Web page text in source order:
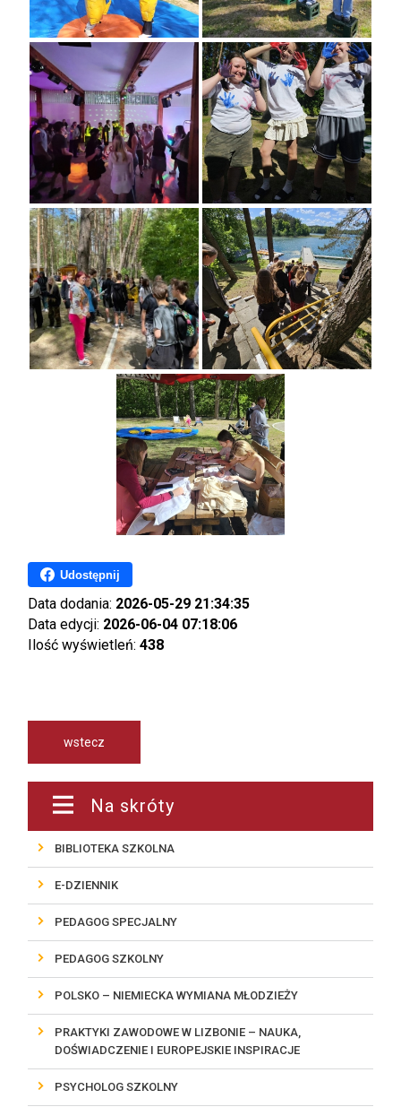
Udostępnij
Data dodania: 2026-05-29 21:34:35
Data edycji: 2026-06-04 07:18:06
Ilość wyświetleń:438
wstecz
Na skróty
BIBLIOTEKA SZKOLNA
E-DZIENNIK
PEDAGOG SPECJALNY
PEDAGOG SZKOLNY
POLSKO – NIEMIECKA WYMIANA MŁODZIEŻY
PRAKTYKI ZAWODOWE W LIZBONIE – NAUKA,
DOŚWIADCZENIE I EUROPEJSKIE INSPIRACJE
PSYCHOLOG SZKOLNY